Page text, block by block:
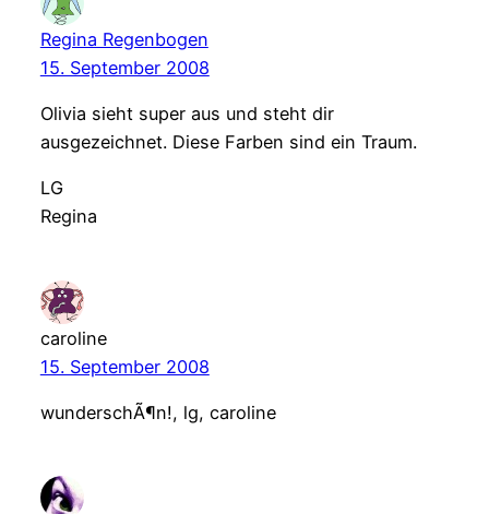
Regina Regenbogen
15. September 2008
Olivia sieht super aus und steht dir
ausgezeichnet. Diese Farben sind ein Traum.
LG
Regina
caroline
15. September 2008
wunderschÃ¶n!, lg, caroline